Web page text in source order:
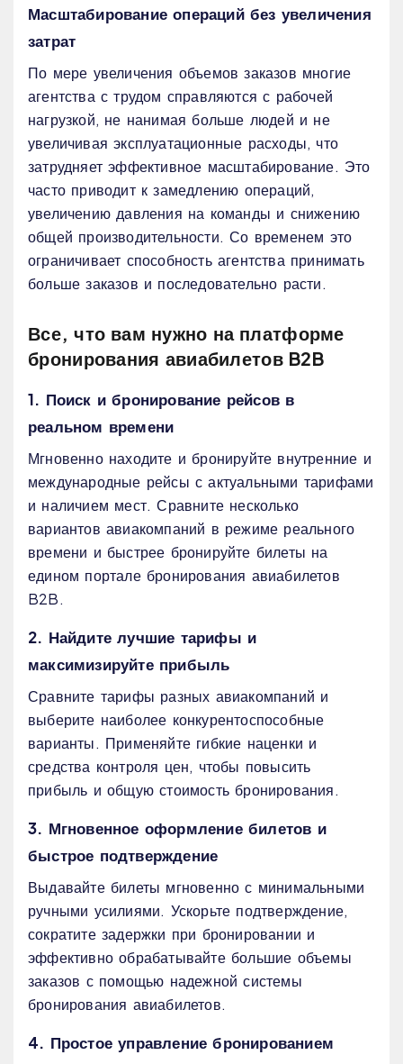
Масштабирование операций без увеличения
затрат
По мере увеличения объемов заказов многие
агентства с трудом справляются с рабочей
нагрузкой, не нанимая больше людей и не
увеличивая эксплуатационные расходы, что
затрудняет эффективное масштабирование. Это
часто приводит к замедлению операций,
увеличению давления на команды и снижению
общей производительности. Со временем это
ограничивает способность агентства принимать
больше заказов и последовательно расти.
Все, что вам нужно на платформе
бронирования авиабилетов B2B
1. Поиск и бронирование рейсов в
реальном времени
Мгновенно находите и бронируйте внутренние и
международные рейсы с актуальными тарифами
и наличием мест. Сравните несколько
вариантов авиакомпаний в режиме реального
времени и быстрее бронируйте билеты на
едином портале бронирования авиабилетов
B2B.
2. Найдите лучшие тарифы и
максимизируйте прибыль
Сравните тарифы разных авиакомпаний и
выберите наиболее конкурентоспособные
варианты. Применяйте гибкие наценки и
средства контроля цен, чтобы повысить
прибыль и общую стоимость бронирования.
3. Мгновенное оформление билетов и
быстрое подтверждение
Выдавайте билеты мгновенно с минимальными
ручными усилиями. Ускорьте подтверждение,
сократите задержки при бронировании и
эффективно обрабатывайте большие объемы
заказов с помощью надежной системы
бронирования авиабилетов.
4. Простое управление бронированием